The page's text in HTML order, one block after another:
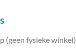
(geen fysieke winkel)